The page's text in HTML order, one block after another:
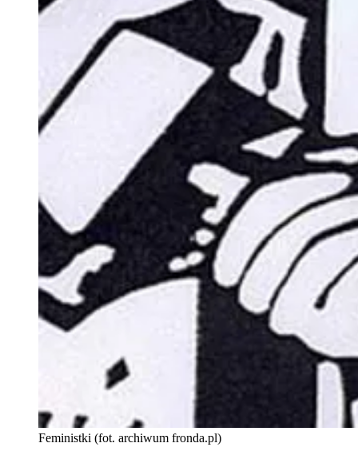
Feministki (fot. archiwum fronda.pl)